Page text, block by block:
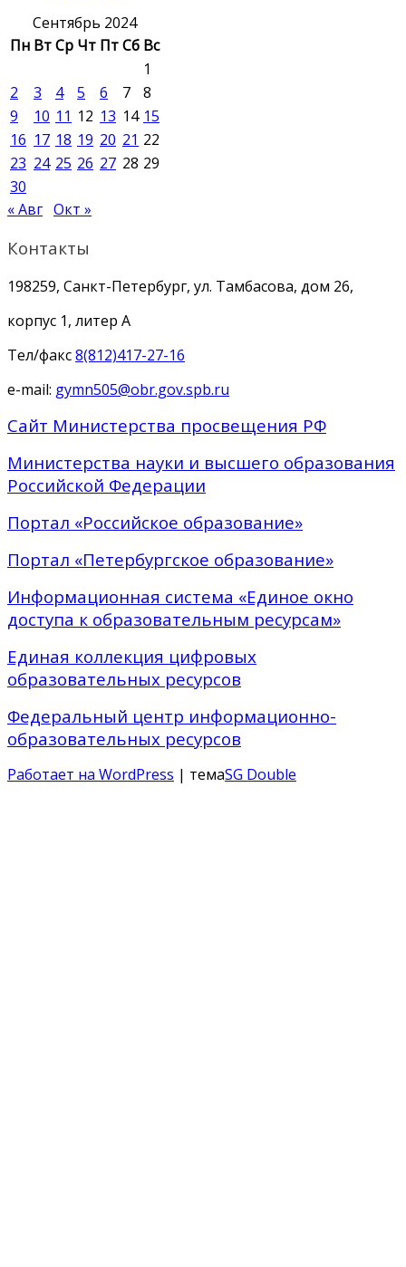
Сентябрь 2024
Пн ВтСр Чт ПтСб Вс
1
2
3 4 5 6 7
8
9
10 11 12 13 14 15
16 17 18 19 20 21 22
23 24 25 26 27 28 29
30
« Авг Окт »
Контакты
198259, Санкт-Петербург, ул. Тамбасова, дом 26,
корпус 1, литер А
Тел/факс8(812)417-27-16
e-mail: gymn505@obr.gov.spb.ru
Сайт Министерства просвещения РФ
Министерства науки и высшего образования
Российской Федерации
Портал «Российское образование»
Портал «Петербургское образование»
Информационная система «Единое окно
доступа к образовательным ресурсам»
Единая коллекция цифровых
образовательных ресурсов
Федеральный центр информационно-
образовательных ресурсов
Работает на WordPress | темаSG Double